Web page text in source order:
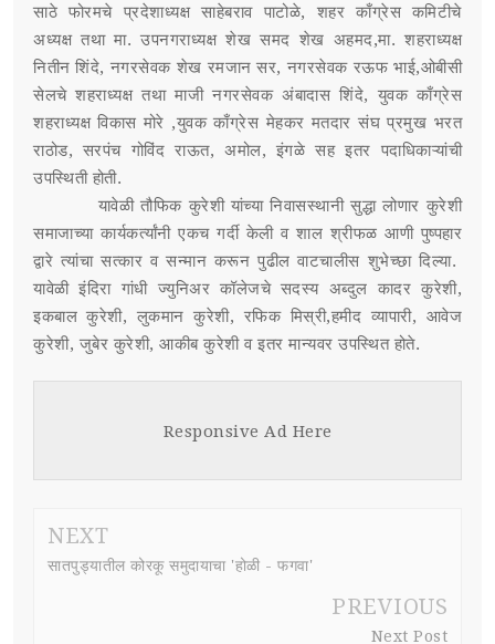
साठे फोरमचे प्रदेशाध्यक्ष साहेबराव पाटोळे, शहर काँग्रेस कमिटीचे
अध्यक्ष तथा मा. उपनगराध्यक्ष शेख समद शेख अहमद,मा. शहराध्यक्ष
नितीन शिंदे, नगरसेवक शेख रमजान सर, नगरसेवक रऊफ भाई,ओबीसी
सेलचे शहराध्यक्ष तथा माजी नगरसेवक अंबादास शिंदे, युवक काँग्रेस
शहराध्यक्ष विकास मोरे ,युवक काँग्रेस मेहकर मतदार संघ प्रमुख भरत
राठोड, सरपंच गोविंद राऊत, अमोल, इंगळे सह इतर पदाधिकाऱ्यांची
उपस्थिती होती.
यावेळी तौफिक कुरेशी यांच्या निवासस्थानी सुद्धा लोणार कुरेशी
समाजाच्या कार्यकर्त्यांनी एकच गर्दी केली व शाल श्रीफळ आणी पुष्पहार
द्वारे त्यांचा सत्कार व सन्मान करून पुढील वाटचालीस शुभेच्छा दिल्या.
यावेळी इंदिरा गांधी ज्युनिअर कॉलेजचे सदस्य अब्दुल कादर कुरेशी,
इकबाल कुरेशी, लुकमान कुरेशी, रफिक मिस्री,हमीद व्यापारी, आवेज
कुरेशी, जुबेर कुरेशी, आकीब कुरेशी व इतर मान्यवर उपस्थित होते.
Responsive Ad Here
NEXT
सातपुड्यातील कोरकू समुदायाचा 'होळी - फगवा'
PREVIOUS
Next Post